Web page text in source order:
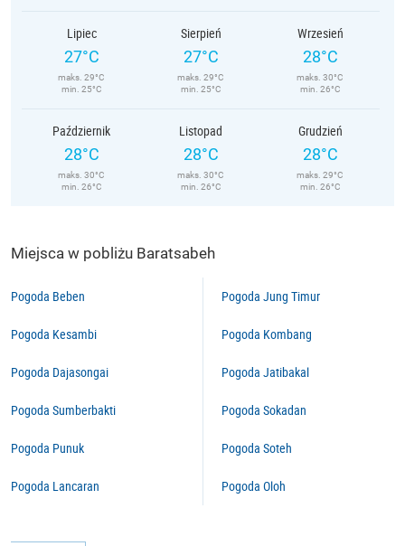
Lipiec
27°C
maks. 29°C
min. 25°C
Sierpień
27°C
maks. 29°C
min. 25°C
Wrzesień
28°C
maks. 30°C
min. 26°C
Październik
28°C
maks. 30°C
min. 26°C
Listopad
28°C
maks. 30°C
min. 26°C
Grudzień
28°C
maks. 29°C
min. 26°C
Miejsca w pobliżu Baratsabeh
Pogoda Beben
Pogoda Kesambi
Pogoda Dajasongai
Pogoda Sumberbakti
Pogoda Punuk
Pogoda Lancaran
Pogoda Jung Timur
Pogoda Kombang
Pogoda Jatibakal
Pogoda Sokadan
Pogoda Soteh
Pogoda Oloh